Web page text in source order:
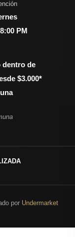
PM
dentro de
$3.000*
por Undermarket